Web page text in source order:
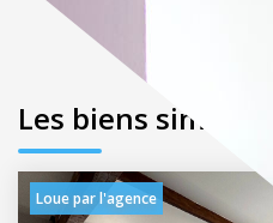
Les biens similaires
Loue par l'agence